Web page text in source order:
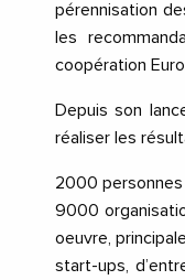
pérennisation
les
coopération
Depuis son
réaliser les
2000 personnes
9000
oeuvre,
start-ups,